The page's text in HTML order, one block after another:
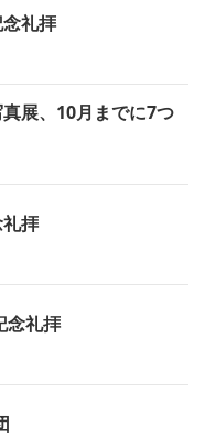
礼拝
真展、10月までに7つ
拝
念礼拝